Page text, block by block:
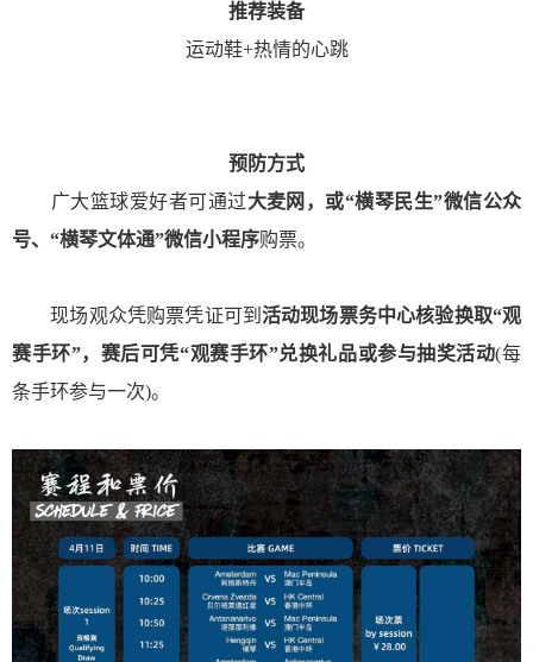
推荐装备
运动鞋+热情的心跳
预防方式
广大篮球爱好者可通过大麦网，或“横琴民生”微信公众
号、“横琴文体通”微信小程序购票。
现场观众凭购票凭证可到活动现场票务中心核验换取“观
赛手环”，赛后可凭“观赛手环”兑换礼品或参与抽奖活动(每
条手环参与一次)。